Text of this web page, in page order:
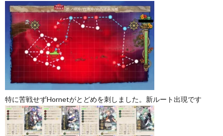
特に苦戦せずHornetがとどめを刺しました。新ルート出現です